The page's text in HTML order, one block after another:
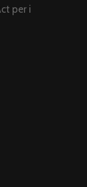
per i